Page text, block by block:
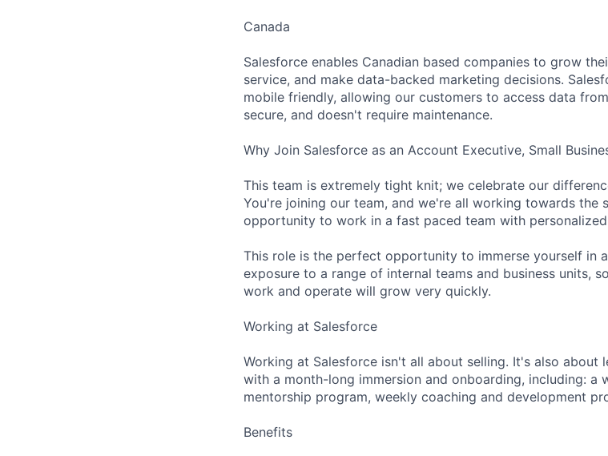
Canada
Salesforce enables Canadian based companies to grow
service, and make data-backed marketing decisions.
mobile friendly, allowing our customers to access data
secure, and doesn't require maintenance.
Why Join Salesforce as an Account Executive, Small
This team is extremely tight knit; we celebrate our
You're joining our team, and we're all working towards the
opportunity to work in a fast paced team with
This role is the perfect opportunity to immerse yourself in
exposure to a range of internal teams and business units,
work and operate will grow very quickly.
Working at Salesforce
Working at Salesforce isn't all about selling. It's also about
with a month-long immersion and onboarding, including: a
mentorship program, weekly coaching and development
Benefits